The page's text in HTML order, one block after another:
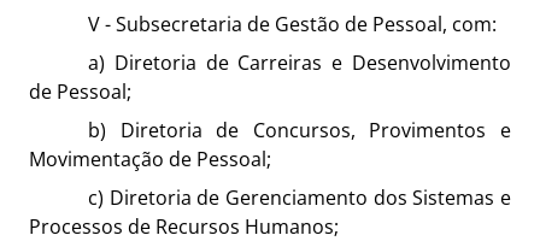
V - Subsecretaria de Gestão de Pessoal, com:
a) Diretoria de Carreiras e Desenvolvimento
de Pessoal;
b) Diretoria de Concursos, Provimentos e
Movimentação de Pessoal;
c) Diretoria de Gerenciamento dos Sistemas e
Processos de Recursos Humanos;